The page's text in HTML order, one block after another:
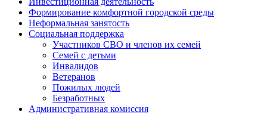
Формирование комфортной городской среды
Неформальная занятость
Социальная поддержка
Участников СВО и членов их семей
Семей с детьми
Инвалидов
Ветеранов
Пожилых людей
Безработных
Административная комиссия